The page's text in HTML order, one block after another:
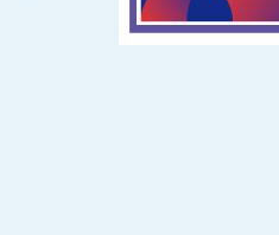
辦公時間